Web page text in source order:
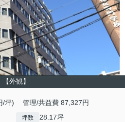
【外観】
/坪) 管理/共益費 87,327円
坪数 28.17坪